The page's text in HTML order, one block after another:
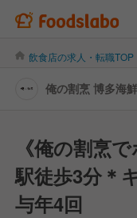
飲食店の求人・転職TOP
俺の割烹 博多海
《俺の割烹
駅徒歩3分＊
与年4回